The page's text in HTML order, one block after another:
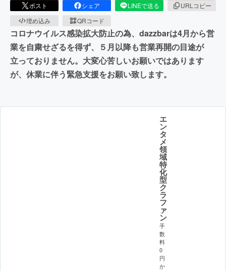
ポスト シェア LINEで送る
URLコピー
埋め込み
QRコード
コロナウイルス感染拡大防止の為、dazzbarは4月から営
業を自粛せざるを得ず、５月以降も営業再開の目途が
立っておりません。大変心苦しいお願いではあります
が、休業に伴う緊急支援をお願い致します。
エ
ン
タ
メ
領
域
特
化
型
ク
ラ
フ
ァ
ン
手
数
料
0
円
か